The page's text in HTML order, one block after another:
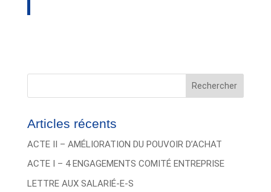
Rechercher
Articles récents
ACTE II – AMÉLIORATION DU POUVOIR D’ACHAT
ACTE I – 4 ENGAGEMENTS COMITÉ ENTREPRISE
LETTRE AUX SALARIÉ-E-S